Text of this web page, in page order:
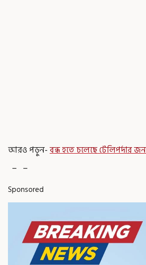
আরও পড়ুন-বন্ধ হতে চলেছে টেলিপর্দার
_ _
Sponsored